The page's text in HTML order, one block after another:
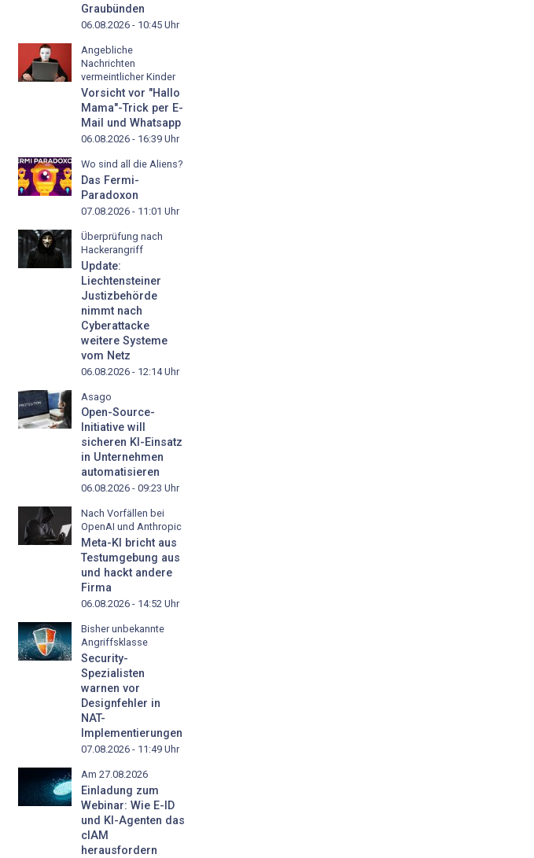
Graubünden
06.08.2026 - 10:45 Uhr
Angebliche
Nachrichten
vermeintlicher Kinder
Vorsicht vor "Hallo
Mama"-Trick per E-
Mail und Whatsapp
06.08.2026 - 16:39 Uhr
Wo sind all die Aliens?
Das Fermi-
Paradoxon
07.08.2026 - 11:01 Uhr
Überprüfung nach
Hackerangriff
Update:
Liechtensteiner
Justizbehörde
nimmt nach
Cyberattacke
weitere Systeme
vom Netz
06.08.2026 - 12:14Uhr
Asago
Open-Source-
Initiative will
sicheren KI-Einsatz
in Unternehmen
automatisieren
06.08.2026 - 09:23 Uhr
Nach Vorfällen bei
OpenAI und Anthropic
Meta-KI bricht aus
Testumgebung aus
und hackt andere
Firma
06.08.2026 - 14:52 Uhr
Bisher unbekannte
Angriffsklasse
Security-
Spezialisten
warnen vor
Designfehler in
NAT-
Implementierungen
07.08.2026 - 11:49 Uhr
Am 27.08.2026
Einladung zum
Webinar: Wie E-ID
und KI-Agenten das
cIAM
herausfordern